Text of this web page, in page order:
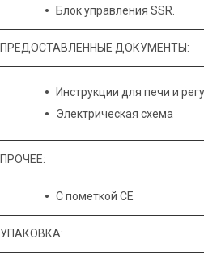
Блок управления SSR.
ПРЕДОСТАВЛЕННЫЕ ДОКУМЕНТЫ:
Инструкции для печи и
Электрическая схема
ПРОЧЕЕ:
С пометкой CE
УПАКОВКА: